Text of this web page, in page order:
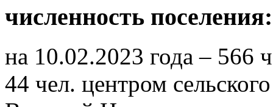
численность поселения:
на 10.02.2023 года – 566
44 чел. центром